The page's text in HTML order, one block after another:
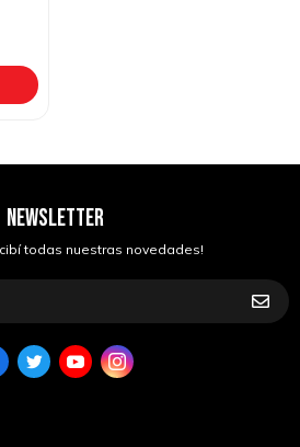
NEWSLETTER
todas nuestras novedades!
  